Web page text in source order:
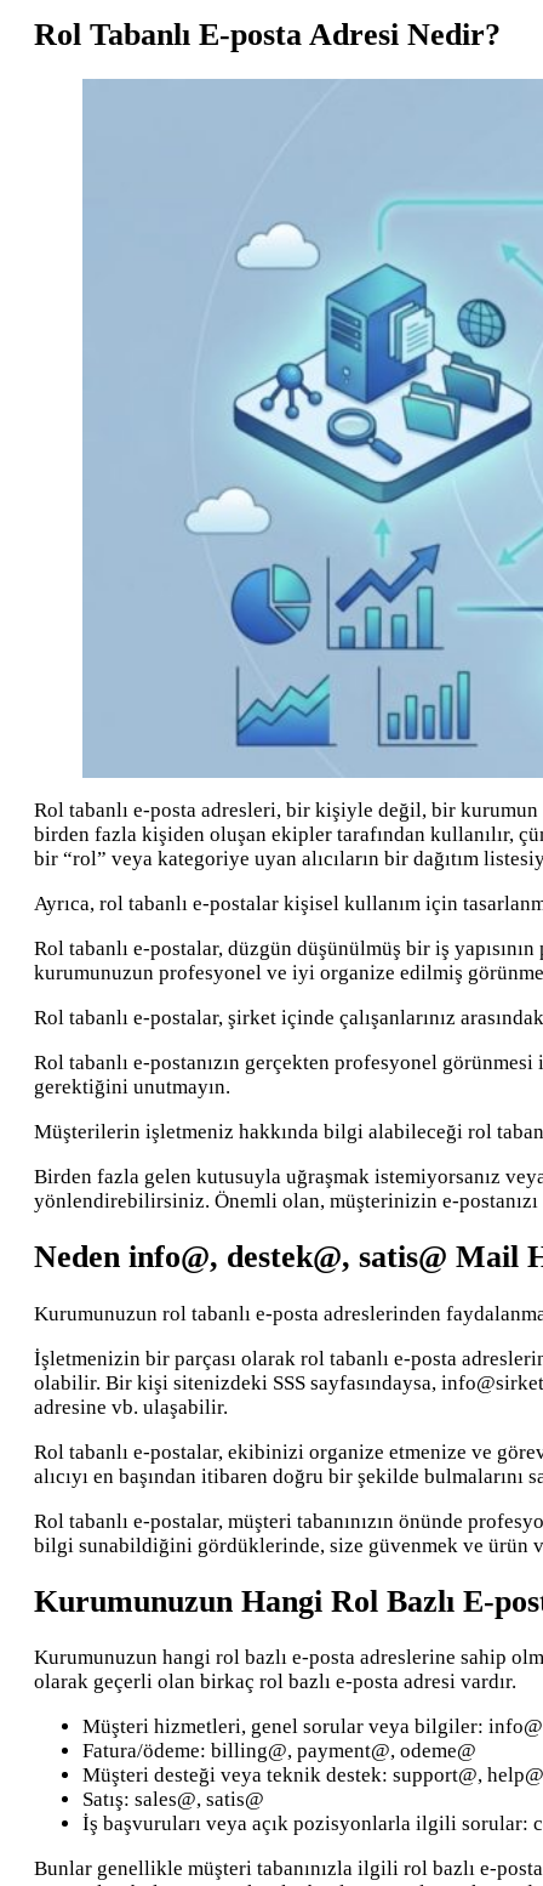
Rol Tabanlı E-posta Adresi Nedir?
Rol tabanlı e-posta adresleri, bir kişiyle değil, bir
birden fazla kişiden oluşan ekipler tarafından kullanılır,
bir “rol” veya kategoriye uyan alıcıların bir dağıtım
Ayrıca, rol tabanlı e-postalar kişisel kullanım için
Rol tabanlı e-postalar, düzgün düşünülmüş bir iş
kurumunuzun profesyonel ve iyi organize edilmiş
Rol tabanlı e-postalar, şirket içinde çalışanlarınız
Rol tabanlı e-postanızın gerçekten profesyonel
gerektiğini unutmayın.
Müşterilerin işletmeniz hakkında bilgi alabileceği rol
Birden fazla gelen kutusuyla uğraşmak istemiyorsanız
yönlendirebilirsiniz. Önemli olan, müşterinizin e-
Neden info@, destek@, satis@ Mail
Kurumunuzun rol tabanlı e-posta adreslerinden
İşletmenizin bir parçası olarak rol tabanlı e-posta
olabilir. Bir kişi sitenizdeki SSS sayfasındaysa,
adresine vb. ulaşabilir.
Rol tabanlı e-postalar, ekibinizi organize etmenize ve
alıcıyı en başından itibaren doğru bir şekilde bulmalarını
Rol tabanlı e-postalar, müşteri tabanınızın önünde
bilgi sunabildiğini gördüklerinde, size güvenmek ve ürün
Kurumunuzun Hangi Rol Bazlı E-
Kurumunuzun hangi rol bazlı e-posta adreslerine sahip
olarak geçerli olan birkaç rol bazlı e-posta adresi vardır.
Müşteri hizmetleri, genel sorular veya bilgiler:
Fatura/ödeme: billing@, payment@, odeme@
Müşteri desteği veya teknik destek: support@,
Satış: sales@, satis@
İş başvuruları veya açık pozisyonlarla ilgili sorular:
Bunlar genellikle müşteri tabanınızla ilgili rol bazlı e-